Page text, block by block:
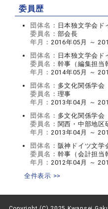
委員歴
団体名： 日本独文学会ド
委員名： 部会長
年月： 2016年05月 ～
団体名： 日本独文学会ド
委員名： 幹事（編集担当
年月： 2014年05月 ～
団体名： 多文化関係学会
委員名： 理事
年月： 2013年04月 ～
団体名： 多文化関係学会
委員名： 関西・中部地区
年月： 2013年04月 ～
団体名： 阪神ドイツ文学
委員名： 幹事（会計担当
年月： 2012年04月 ～
全件表示 >>